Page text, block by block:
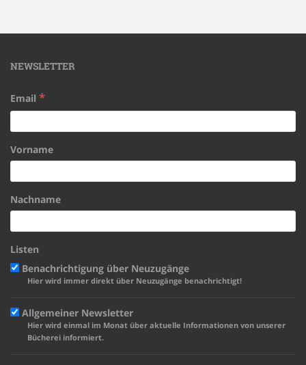
NEWSLETTER
Email *
Vorname
Nachname
Listen
Benachrichtigung über Neuzugänge
Hier wird immer direkt über Neuzugänge benachrichtigt!
Allgemeiner Newsletter
Hier wird einmal im Monat über aktuelle Informationen von unserer
Bücherei informiert.